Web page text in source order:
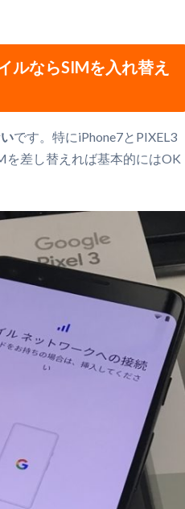
ルならSIMを入れ替え
です。特にiPhone7とPIXEL3
を差し替えれば基本的にはOK